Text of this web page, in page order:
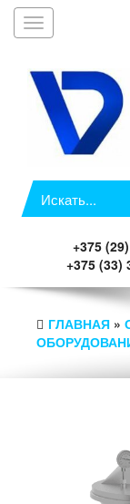
+375
+375 (33)
Toggle
navigation
ГЛАВНАЯ »